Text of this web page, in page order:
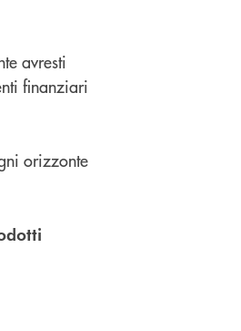
avresti
finanziari
orizzonte